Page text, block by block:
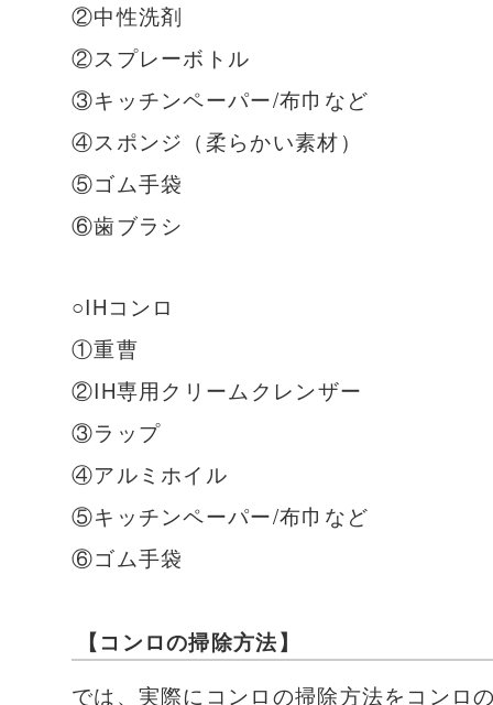
②中性洗剤
②スプレーボトル
③キッチンペーパー/布巾など
④スポンジ（柔らかい素材）
⑤ゴム手袋
⑥歯ブラシ
○IHコンロ
①重曹
②IH専用クリームクレンザー
③ラップ
④アルミホイル
⑤キッチンペーパー/布巾など
⑥ゴム手袋
【コンロの掃除方法】
では、実際にコンロの掃除方法をコンロ